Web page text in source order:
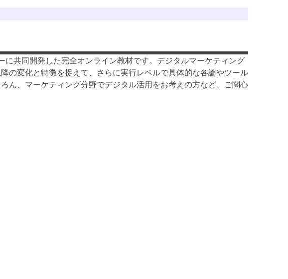
共同開発した完全オンライン教材です。デジタルマーケティング
の変化と特徴を捉えて、さらに実行レベルで具体的な各論やツール
ん、マーケティング分野でデジタル活用をお考えの方など、ご関心